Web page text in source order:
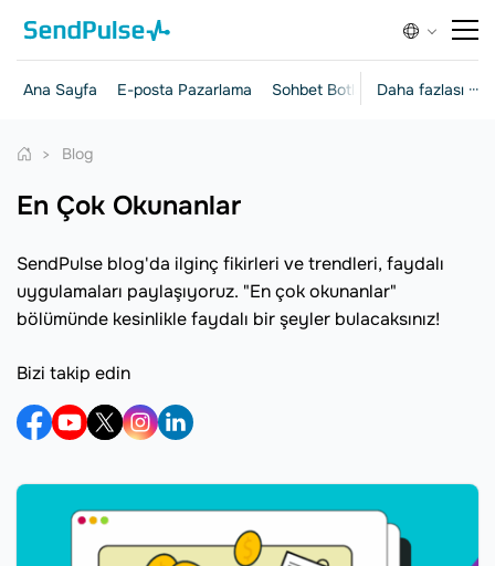
Daha fazlası ···
Ana Sayfa E-posta Pazarlama Sohbet Botları Açılış Sayfaları
Blog
En Çok Okunanlar
SendPulse blog'da ilginç fikirleri ve trendleri, faydalı
uygulamaları paylaşıyoruz. "En çok okunanlar"
bölümünde kesinlikle faydalı bir şeyler bulacaksınız!
Bizi takip edin